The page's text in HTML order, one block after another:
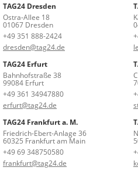
TAG24 Dresden
Ostra-Allee 18
01067 Dresden
+49 351 888-2424
dresden@tag24.de
TAG24 Erfurt
Bahnhofstraße 38
99084 Erfurt
+49 361 34947880
erfurt@tag24.de
TAG24 Frankfurt a. M.
Friedrich-Ebert-Anlage 36
60325 Frankfurt am Main
+49 69 348750580
frankfurt@tag24.de